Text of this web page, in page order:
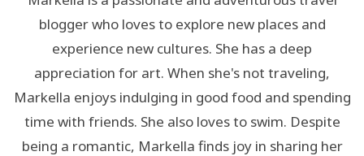
blogger who loves to explore new places and
experience new cultures. She has a deep
appreciation for art. When she's not traveling,
Markella enjoys indulging in good food and spending
time with friends. She also loves to swim. Despite
being a romantic, Markella finds joy in sharing her